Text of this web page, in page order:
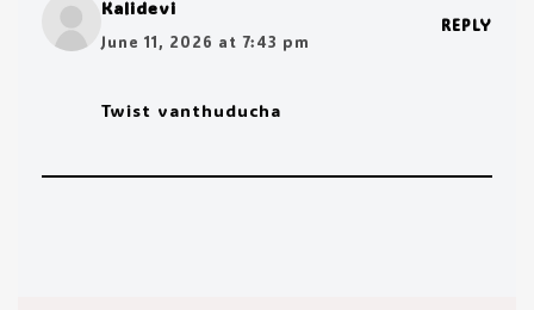
Kalidevi
June 11, 2026 at 7:43 pm
REPLY
Twist vanthuducha